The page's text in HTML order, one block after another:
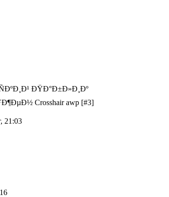
ÐŸÐ°Ð±Ð»Ð¸Ðº
Crosshair awp [#3]
21:03